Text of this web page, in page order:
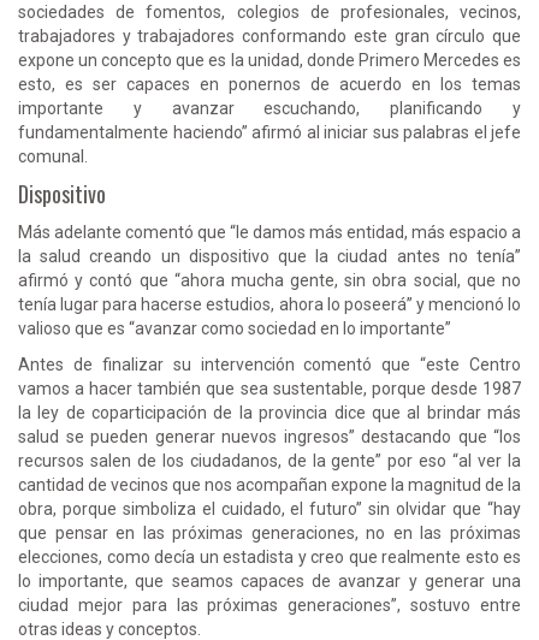
sociedades de fomentos, colegios de profesionales, vecinos,
trabajadores y trabajadores conformando este gran círculo que
expone un concepto que es la unidad, donde Primero Mercedes es
esto, es ser capaces en ponernos de acuerdo en los temas
importante y avanzar escuchando, planificando y
fundamentalmente haciendo” afirmó al iniciar sus palabras el jefe
comunal.
Dispositivo
Más adelante comentó que “le damos más entidad, más espacio a
la salud creando un dispositivo que la ciudad antes no tenía”
afirmó y contó que “ahora mucha gente, sin obra social, que no
tenía lugar para hacerse estudios, ahora lo poseerá” y mencionó lo
valioso que es “avanzar como sociedad en lo importante”
Antes de finalizar su intervención comentó que “este Centro
vamos a hacer también que sea sustentable, porque desde 1987
la ley de coparticipación de la provincia dice que al brindar más
salud se pueden generar nuevos ingresos” destacando que “los
recursos salen de los ciudadanos, de la gente” por eso “al ver la
cantidad de vecinos que nos acompañan expone la magnitud de la
obra, porque simboliza el cuidado, el futuro” sin olvidar que “hay
que pensar en las próximas generaciones, no en las próximas
elecciones, como decía un estadista y creo que realmente esto es
lo importante, que seamos capaces de avanzar y generar una
ciudad mejor para las próximas generaciones”, sostuvo entre
otras ideas y conceptos.